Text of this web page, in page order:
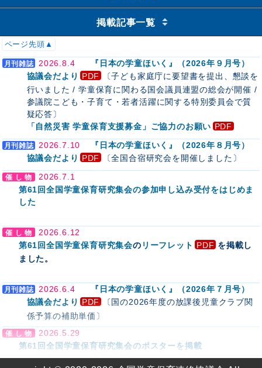
掲載記事一覧
ページ先頭▲
2026.8.4
『日本の学童ほいく』（2026年９月号）
協議会だより
〔子ども家庭庁に要望書を提出、懇談を
行いました / 学童保育に関わる国会議員連盟の総会が開催 /
参議院こども・子育て・若者活躍に関する特別委員会で質
疑応答〕
「自然災害 学童保育支援募金」ご協力のお願い
2026.7.10
『日本の学童ほいく』（2026年８月号）
協議会だより
〔全国合宿研究会を開催しました〕
2026.7.1
第61回全国学童保育研究集会の参加申し込み受付をはじめま
した
2026.6.12
第61回全国学童保育研究集会の リーフレット
を掲載し
ました。
2026.6.4
『日本の学童ほいく』（2026年７月号）
協議会だより
〔国の2026年度の放課後児童クラブ関
係予算の補助単価〕
2026.5.29
第61回全国学童保育研究集会のポスターを掲載
2026年度放課後児童クラブ実施状況調査